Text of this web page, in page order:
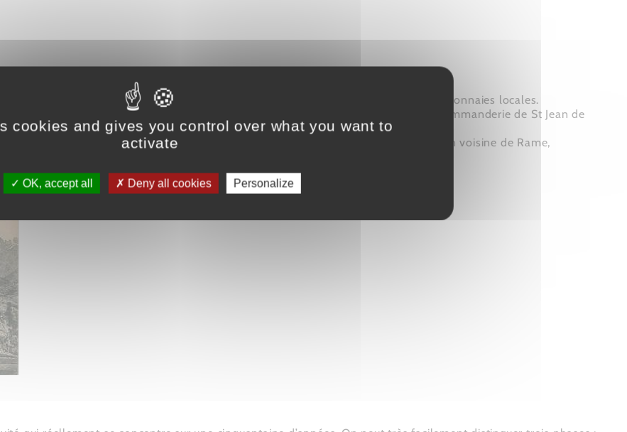
de plomb et une dizaine de tonnes d’argent qui ont alimenté la fabrication de monnaies locales.
celle-ci étant une voie de passage majeure : les pèlerins faisant halte à la commanderie de St Jean de
nom au lieu.
du château de l’Argentière et ont progressivement supplanté l’agglomération voisine de Rame,
cookies and gives you control over what you want to
activate
OK, accept all Deny all cookies Personalize